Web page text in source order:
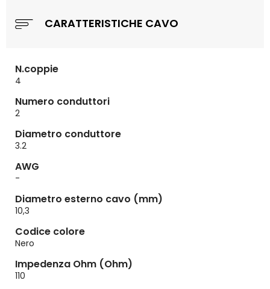
CARATTERISTICHE CAVO
N.coppie
4
Numero conduttori
2
Diametro conduttore
3.2
AWG
-
Diametro esterno cavo (mm)
10,3
Codice colore
Nero
Impedenza Ohm (Ohm)
110